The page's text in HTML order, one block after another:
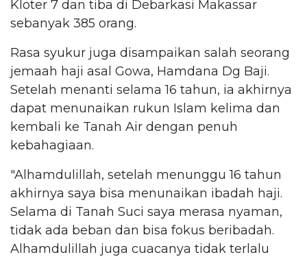
Kloter 7 dan tiba di Debarkasi Makassar
sebanyak 385 orang.
Rasa syukur juga disampaikan salah seorang
jemaah haji asal Gowa, Hamdana Dg Baji.
Setelah menanti selama 16 tahun, ia akhirnya
dapat menunaikan rukun Islam kelima dan
kembali ke Tanah Air dengan penuh
kebahagiaan.
"Alhamdulillah, setelah menunggu 16 tahun
akhirnya saya bisa menunaikan ibadah haji.
Selama di Tanah Suci saya merasa nyaman,
tidak ada beban dan bisa fokus beribadah.
Alhamdulillah juga cuacanya tidak terlalu